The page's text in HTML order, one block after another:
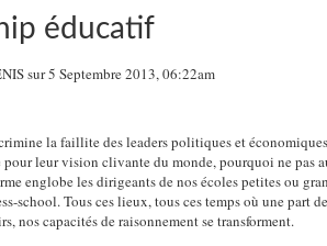
éducatif
sur 5 Septembre 2013, 06:22am
la faillite des leaders politiques et
pour leur vision clivante du monde, pourquoi ne pas
englobe les dirigeants de nos écoles petites ou
school. Tous ces lieux, tous ces temps où une part
nos capacités de raisonnement se transforment.